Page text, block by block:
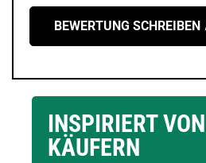
BEWERTUNG SCHREIBEN
INSPIRIERT
KÄUFERN